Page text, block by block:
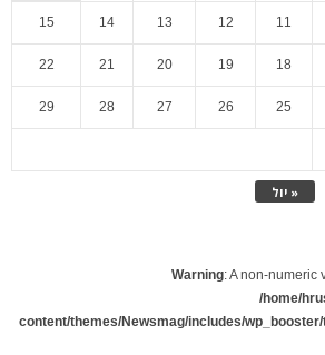
« יול
11
12
13
14
15
18
19
20
21
22
25
26
27
28
29
Warning: A non-numeric
/home/
content/themes/Newsmag/includes/